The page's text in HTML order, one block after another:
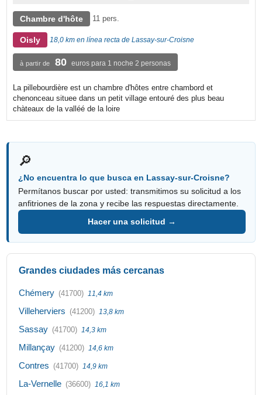
Chambre d'hôte 11 pers.
Oisly 18,0 km en línea recta de Lassay-sur-Croisne
à partir de 80 euros para 1 noche 2 personas
La pillebourdière est un chambre d'hôtes entre chambord et
chenonceau situee dans un petit village entouré des plus beau
chàteaux de la valléé de la loire
🔎
¿No encuentra lo que busca en Lassay-sur-Croisne?
Permítanos buscar por usted: transmitimos su solicitud a los
anfitriones de la zona y recibe las respuestas directamente.
Hacer una solicitud →
Grandes ciudades más cercanas
Chémery (41700) 11,4 km
Villeherviers (41200) 13,8 km
Sassay (41700) 14,3 km
Millançay (41200) 14,6 km
Contres (41700) 14,9 km
La-Vernelle (36600) 16,1 km